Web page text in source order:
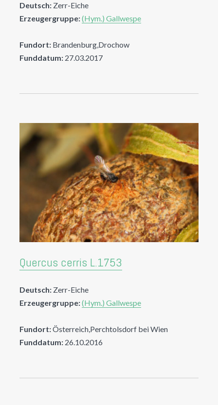
Deutsch: Zerr-Eiche
Erzeugergruppe:(Hym.) Gallwespe
Fundort: Brandenburg,Drochow
Funddatum: 27.03.2017
Quercus cerris L.1753
Deutsch: Zerr-Eiche
Erzeugergruppe:(Hym.) Gallwespe
Fundort:Österreich,Perchtolsdorf bei Wien
Funddatum: 26.10.2016